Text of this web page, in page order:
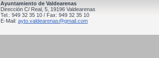
Ayuntamiento de Valdearenas
Dirección C/ Real, 5, 19196 Valdearenas
Tel.: 949 32 35 10 / Fax: 949 32 35 10
E-Mail: ayto.valdearenas@gmail.com